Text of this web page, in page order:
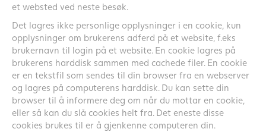
et websted ved neste besøk.
Det lagres ikke personlige opplysninger i en cookie, kun
opplysninger om brukerens adferd på et website, f.eks
brukernavn til login på et website. En cookie lagres på
brukerens harddisk sammen med cachede filer. En cookie
er en tekstfil som sendes til din browser fra en webserver
og lagres på computerens harddisk. Du kan sette din
browser til å informere deg om når du mottar en cookie,
eller så kan du slå cookies helt fra. Det eneste disse
cookies brukes til er å gjenkenne computeren din.